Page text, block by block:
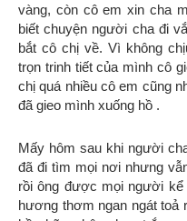
vàng, còn cô em xin cha
biết chuyện người cha đi
bắt cô chị về. Vì không
trọn trinh tiết của mình cô
chị quá nhiều cô em cũng
đã gieo mình xuống hồ .
Mấy hôm sau khi người
đã đi tìm mọi nơi nhưng
rồi ông được mọi người
hương thơm ngan ngát toả